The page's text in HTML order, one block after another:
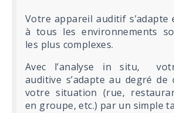
Votre appareil auditif s’adapte
à tous les environnements
les plus complexes.
Avec l’analyse in situ,
auditive s’adapte au degré de
votre situation (rue,
en groupe, etc.) par un simple